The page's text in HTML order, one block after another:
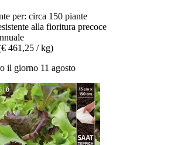
per: circa 150 piante
alla fioritura precoce
461,25 / kg)
il giorno 11 agosto